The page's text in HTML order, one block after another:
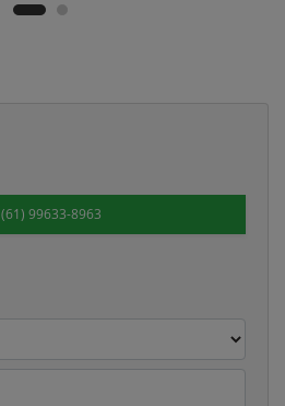
(61) 99633-8963